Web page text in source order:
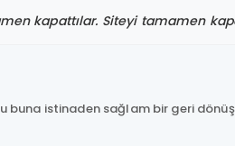
kapattılar. Siteyi tamamen
buna istinaden sağlam bir geri